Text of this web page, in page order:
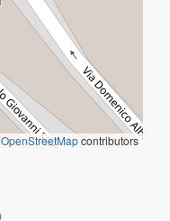
OpenStreetMapcontributors